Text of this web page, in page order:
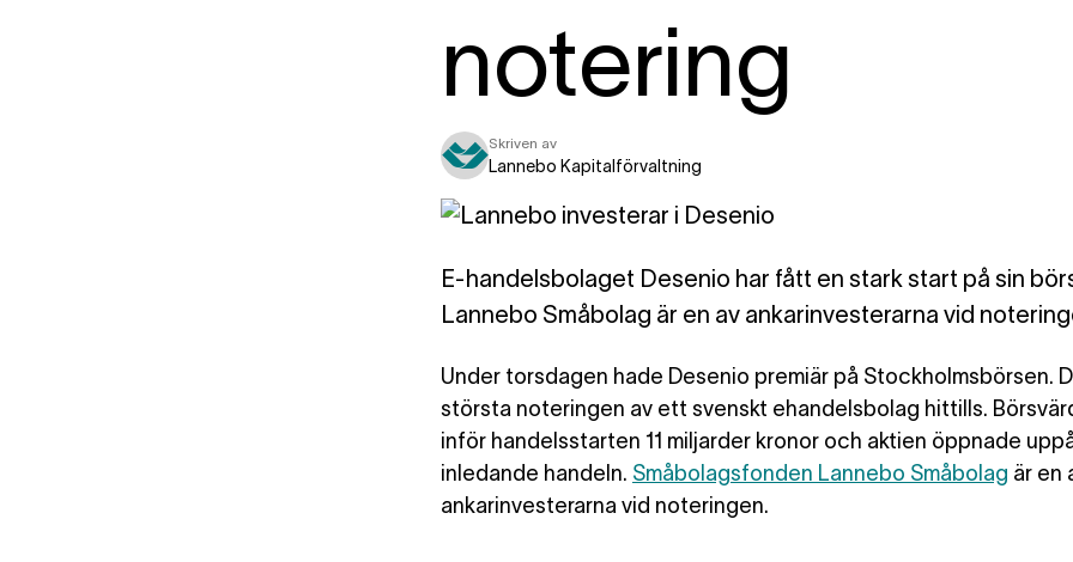
notering
Skriven av
Lannebo Kapitalförvaltning
E-handelsbolaget Desenio har fått en stark start på sin
Lannebo Småbolag är en av ankarinvesterarna vid
Under torsdagen hade Desenio premiär på Stockholmsbörsen.
största noteringen av ett svenskt ehandelsbolag hittills.
inför handelsstarten 11 miljarder kronor och aktien öppnade
inledande handeln. Småbolagsfonden Lannebo Småbolag är en
ankarinvesterarna vid noteringen.